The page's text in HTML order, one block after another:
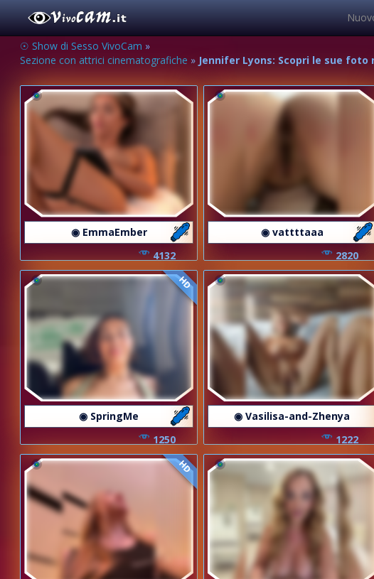
☉ Show di Sesso VivoCam »
Sezione con attrici cinematografiche » Jennifer Lyons: Scopri le sue
◉ EmmaEmber
4132
◉ vattttaaa
2820
HD
◉ SpringMe
1250
◉ Vasilisa-and-Zhenya
1222
HD